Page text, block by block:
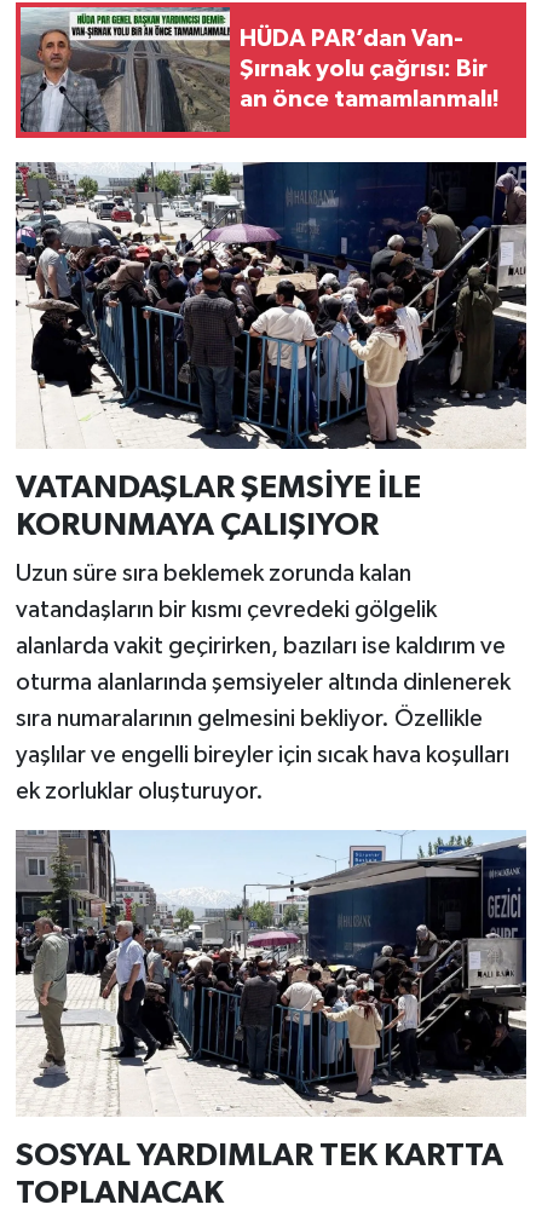
HÜDA PAR’dan Van-
Şırnak yolu çağrısı: Bir
an önce tamamlanmalı!
VATANDAŞLAR ŞEMSİYE İLE
KORUNMAYA ÇALIŞIYOR
Uzun süre sıra beklemek zorunda kalan
vatandaşların bir kısmı çevredeki gölgelik
alanlarda vakit geçirirken, bazıları ise kaldırım ve
oturma alanlarında şemsiyeler altında dinlenerek
sıra numaralarının gelmesini bekliyor. Özellikle
yaşlılar ve engelli bireyler için sıcak hava koşulları
ek zorluklar oluşturuyor.
SOSYAL YARDIMLAR TEK KARTTA
TOPLANACAK